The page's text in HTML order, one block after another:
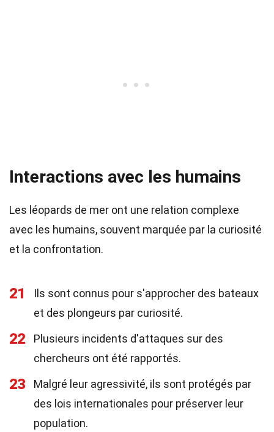
Interactions avec les humains
Les léopards de mer ont une relation complexe
avec les humains, souvent marquée par la curiosité
et la confrontation.
21
Ils sont connus pour s'approcher des bateaux
et des plongeurs par curiosité.
22
Plusieurs incidents d'attaques sur des
chercheurs ont été rapportés.
23
Malgré leur agressivité, ils sont protégés par
des lois internationales pour préserver leur
population.